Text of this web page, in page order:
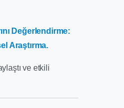
Değerlendirme:
Araştırma.
ve etkili